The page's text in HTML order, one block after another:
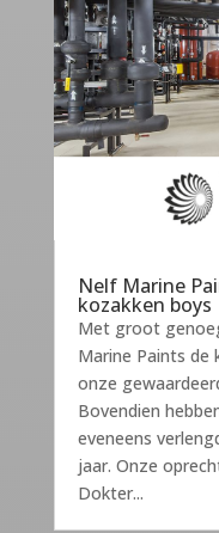
Nelf Marine
kozakken boys
Met groot
Marine Paints de
onze
Bovendien
eveneens
jaar. Onze
Dokter...